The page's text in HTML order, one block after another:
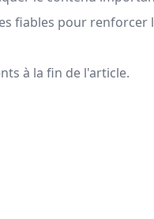
fiables pour
à la fin de l'article.